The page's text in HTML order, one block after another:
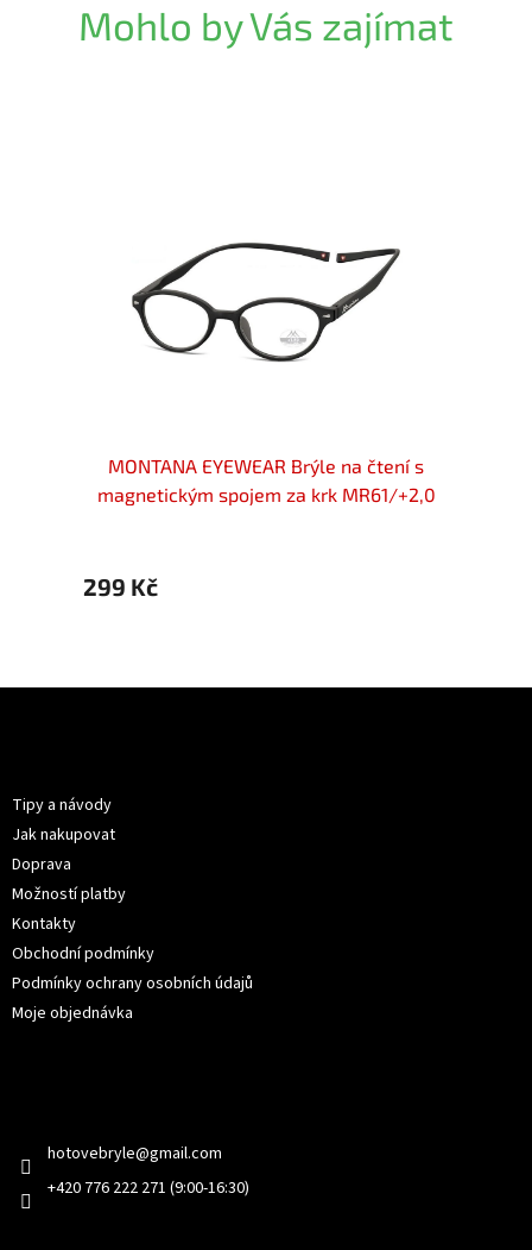
Mohlo by Vás zajímat
MONTANA EYEWEAR Brýle na čtení s
magnetickým spojem za krk MR61/+2,0
299 Kč
Tipy a návody
Jak nakupovat
Doprava
Možností platby
Kontakty
Obchodní podmínky
Podmínky ochrany osobních údajů
Moje objednávka
hotovebryle@gmail.com
+420 776 222 271 (9:00-16:30)